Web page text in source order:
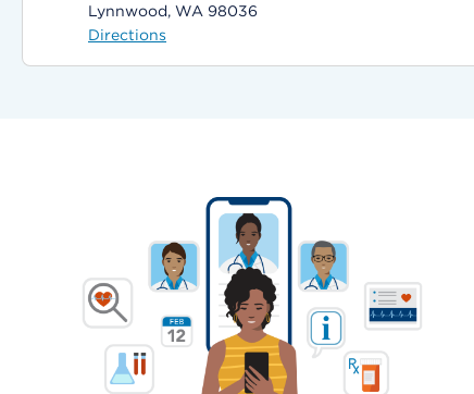
Lynnwood, WA 98036
Directions